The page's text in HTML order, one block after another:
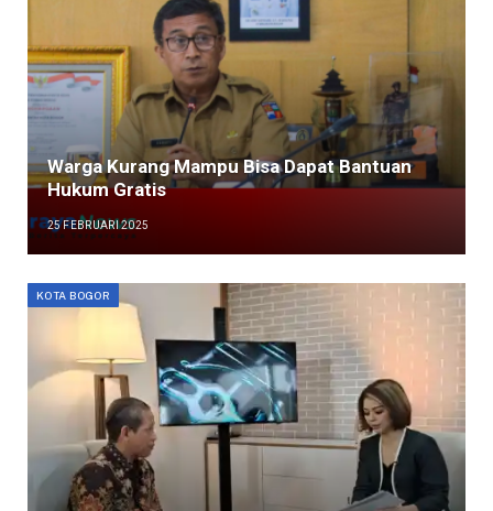
Warga Kurang Mampu Bisa Dapat Bantuan
Hukum Gratis
25 FEBRUARI 2025
KOTA BOGOR